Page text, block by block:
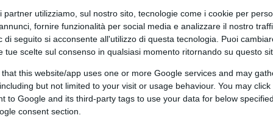
partner utilizziamo, sul nostro sito, tecnologie come i cookie per
fornire funzionalità per social media e analizzare il nostro
di seguito si acconsente all'utilizzo di questa tecnologia. Puoi
tue scelte sul consenso in qualsiasi momento ritornando su questo
that this website/app uses one or more Google services and may
but not limited to your visit or usage behaviour. You may
to Google and its third-party tags to use your data for below
consent section.
europee, sia necessario garantire
legale e accountability fiscale sia
particolarmente rilevante per l’Italia. La
dovrebbe procedere soltanto in
piena preparazione operativa dell’Esma,